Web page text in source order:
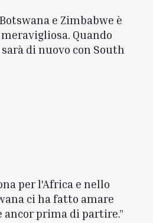
e Zimbabwe è
Quando
di nuovo con South
per l'Africa e nello
ci ha fatto amare
ancor prima di partire.